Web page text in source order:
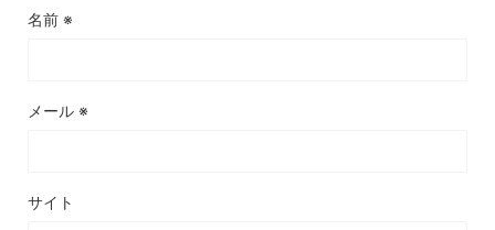
名前 ※
メール ※
サイト